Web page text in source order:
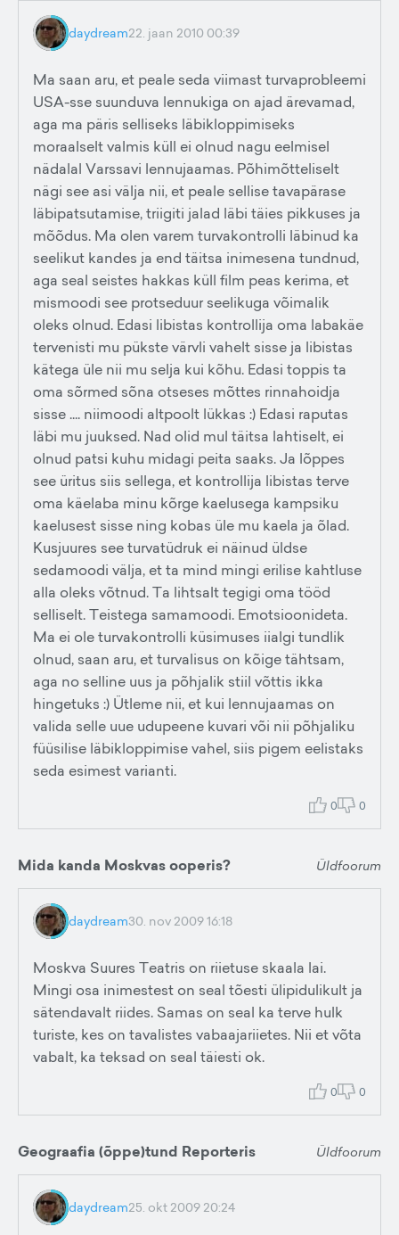
daydream22. jaan 2010 00:39
Ma saan aru, et peale seda viimast turvaprobleemi
USA-sse suunduva lennukiga on ajad ärevamad,
aga ma päris selliseks läbikloppimiseks
moraalselt valmis küll ei olnud nagu eelmisel
nädalal Varssavi lennujaamas. Põhimõtteliselt
nägi see asi välja nii, et peale sellise tavapärase
läbipatsutamise, triigiti jalad läbi täies pikkuses ja
mõõdus. Ma olen varem turvakontrolli läbinud ka
seelikut kandes ja end täitsa inimesena tundnud,
aga seal seistes hakkas küll film peas kerima, et
mismoodi see protseduur seelikuga võimalik
oleks olnud. Edasi libistas kontrollija oma labakäe
tervenisti mu pükste värvli vahelt sisse ja libistas
kätega üle nii mu selja kui kõhu. Edasi toppis ta
oma sõrmed sõna otseses mõttes rinnahoidja
sisse .... niimoodi altpoolt lükkas :) Edasi raputas
läbi mu juuksed. Nad olid mul täitsa lahtiselt, ei
olnud patsi kuhu midagi peita saaks. Ja lõppes
see üritus siis sellega, et kontrollija libistas terve
oma käelaba minu kõrge kaelusega kampsiku
kaelusest sisse ning kobas üle mu kaela ja õlad.
Kusjuures see turvatüdruk ei näinud üldse
sedamoodi välja, et ta mind mingi erilise kahtluse
alla oleks võtnud. Ta lihtsalt tegigi oma tööd
selliselt. Teistega samamoodi. Emotsioonideta.
Ma ei ole turvakontrolli küsimuses iialgi tundlik
olnud, saan aru, et turvalisus on kõige tähtsam,
aga no selline uus ja põhjalik stiil võttis ikka
hingetuks :) Ütleme nii, et kui lennujaamas on
valida selle uue udupeene kuvari või nii põhjaliku
füüsilise läbikloppimise vahel, siis pigem eelistaks
seda esimest varianti.
0 0
Mida kanda Moskvas ooperis? Üldfoorum
daydream30. nov 2009 16:18
Moskva Suures Teatris on riietuse skaala lai.
Mingi osa inimestest on seal tõesti ülipidulikult ja
sätendavalt riides. Samas on seal ka terve hulk
turiste, kes on tavalistes vabaajariietes. Nii et võta
vabalt, ka teksad on seal täiesti ok.
0 0
Geograafia (õppe)tund Reporteris Üldfoorum
daydream25. okt 2009 20:24